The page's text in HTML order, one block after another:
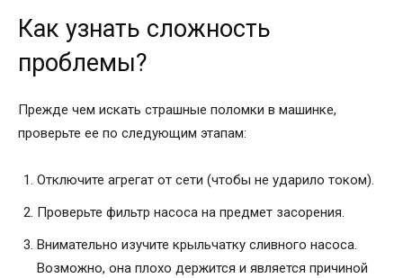
Как узнать сложность
проблемы?
Прежде чем искать страшные поломки в машинке,
проверьте ее по следующим этапам:
Отключите агрегат от сети (чтобы не ударило током).
Проверьте фильтр насоса на предмет засорения.
Внимательно изучите крыльчатку сливного насоса.
Возможно, она плохо держится и является причиной